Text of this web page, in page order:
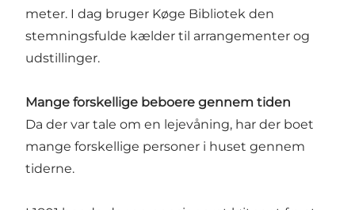
meter. I dag bruger Køge Bibliotek den
stemningsfulde kælder til arrangementer og
udstillinger.
Mange forskellige beboere gennem tiden
Da der var tale om en lejevåning, har der boet
mange forskellige personer i huset gennem
tiderne.